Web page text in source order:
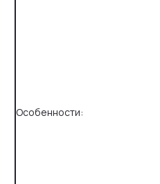
Особенности: